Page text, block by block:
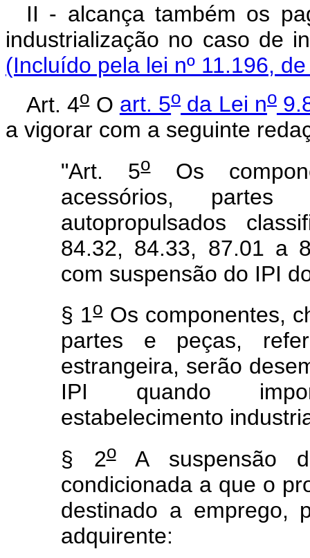
II - alcança também os
industrialização no caso
(Incluído pela lei nº 11.196,
Art. 4oO art. 5oda Lei no
a vigorar com a seguinte
"Art. 5oOs
acessórios,
autopropulsados
84.32, 84.33, 87.01 a
com suspensão do IPI
§ 1oOs componentes,
partes e peças,
estrangeira, serão
IPI quando
estabelecimento
§ 2oA suspensão
condicionada a que o
destinado a emprego,
adquirente: